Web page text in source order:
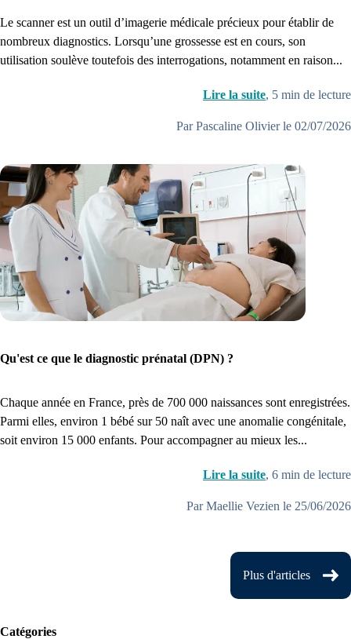
Le scanner est un outil d’imagerie médicale précieux pour établir de
nombreux diagnostics. Lorsqu’une grossesse est en cours, son
utilisation soulève toutefois des interrogations, notamment en raison...
Lire la suite, 5 min de lecture
Par Pascaline Olivier le 02/07/2026
Qu'est ce que le diagnostic prénatal (DPN) ?
Chaque année en France, près de 700 000 naissances sont enregistrées.
Parmi elles, environ 1 bébé sur 50 naît avec une anomalie congénitale,
soit environ 15 000 enfants. Pour accompagner au mieux les...
Lire la suite, 6 min de lecture
Par Maellie Vezien le 25/06/2026
Plus d'articles
Catégories